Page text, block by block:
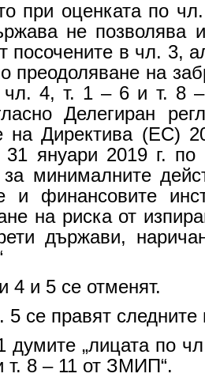
при оценката по
не позволява
посочените в чл. 3,
преодоляване на
чл. 4, т. 1 – 6 и т. 8
Делегиран
на Директива (ЕС)
януари 2019 г. по
за минималните
и финансовите
на риска от
държави,
4 и 5 се отменят.
5 се правят следните
думите „лицата по
т. 8 – 11 от ЗМИП“.